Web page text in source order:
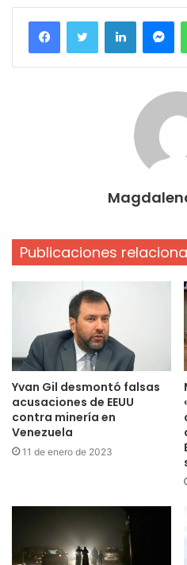
FacebookTwitter LinkedIn
Publicaciones
Yvan Gil desmontó falsas
acusaciones de EEUU
contra minería en
Venezuela
11 de enero de 2023